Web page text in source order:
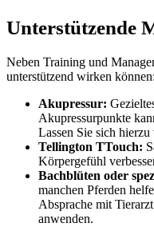
Unterstützende
Neben Training und
unterstützend wirken können:
Akupressur:
Akupressurpunkte
Lassen Sie sich
Tellington TTouch:
Körpergefühl
Bachblüten oder
manchen Pferden
Absprache mit
anwenden.